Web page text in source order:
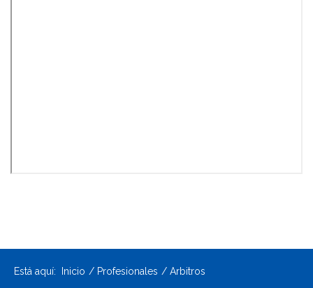
Está aquí: Inicio Profesionales Arbitros